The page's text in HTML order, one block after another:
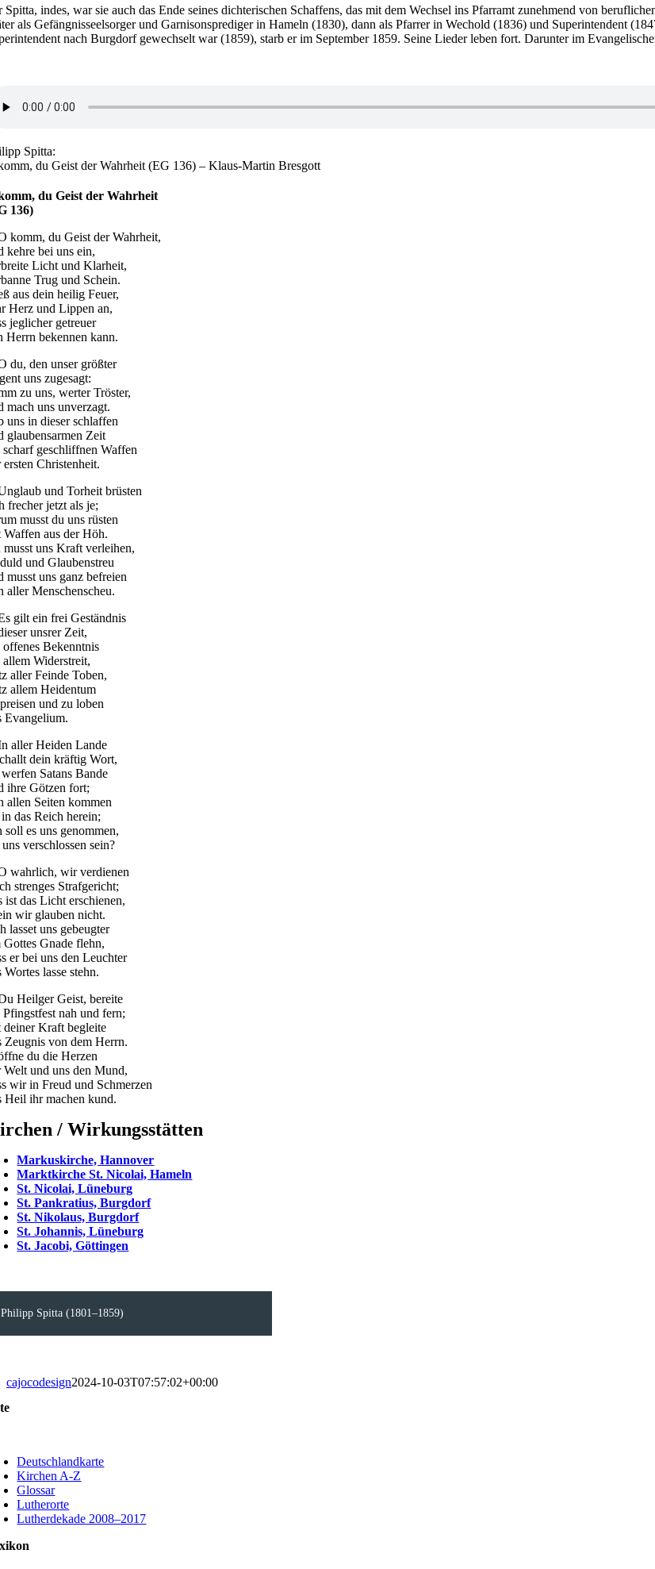
Spitta, indes, war sie auch das Ende seines dichterischen Schaffens, das mit dem Wechsel ins Pfarramt zunehmend von
als Gefängnisseelsorger und Garnisonsprediger in Hameln (1830), dann als Pfarrer in Wechold (1836) und Superintendent
nach Burgdorf gewechselt war (1859), starb er im September 1859. Seine Lieder leben fort. Darunter im
Spitta:
du Geist der Wahrheit (EG 136) – Klaus-Martin Bresgott
du Geist der Wahrheit
136)
komm, du Geist der Wahrheit,
kehre bei uns ein,
Licht und Klarheit,
Trug und Schein.
aus dein heilig Feuer,
Herz und Lippen an,
jeglicher getreuer
Herrn bekennen kann.
du, den unser größter
uns zugesagt:
zu uns, werter Tröster,
mach uns unverzagt.
uns in dieser schlaffen
glaubensarmen Zeit
scharf geschliffnen Waffen
ersten Christenheit.
und Torheit brüsten
frecher jetzt als je;
musst du uns rüsten
Waffen aus der Höh.
musst uns Kraft verleihen,
und Glaubenstreu
musst uns ganz befreien
aller Menschenscheu.
gilt ein frei Geständnis
unsrer Zeit,
offenes Bekenntnis
allem Widerstreit,
aller Feinde Toben,
allem Heidentum
und zu loben
Evangelium.
aller Heiden Lande
dein kräftig Wort,
werfen Satans Bande
ihre Götzen fort;
allen Seiten kommen
in das Reich herein;
soll es uns genommen,
verschlossen sein?
wahrlich, wir verdienen
strenges Strafgericht;
ist das Licht erschienen,
wir glauben nicht.
lasset uns gebeugter
Gottes Gnade flehn,
er bei uns den Leuchter
Wortes lasse stehn.
Heilger Geist, bereite
Pfingstfest nah und fern;
deiner Kraft begleite
Zeugnis von dem Herrn.
du die Herzen
Welt und uns den Mund,
wir in Freud und Schmerzen
Heil ihr machen kund.
/ Wirkungsstätten
Markuskirche, Hannover
Marktkirche St. Nicolai, Hameln
St. Nicolai, Lüneburg
St. Pankratius, Burgdorf
St. Nikolaus, Burgdorf
St. Johannis, Lüneburg
St. Jacobi, Göttingen
Philipp Spitta (1801–1859)
cajocodesign2024-10-03T07:57:02+00:00
Deutschlandkarte
Kirchen A-Z
Glossar
Lutherorte
Lutherdekade 2008–2017